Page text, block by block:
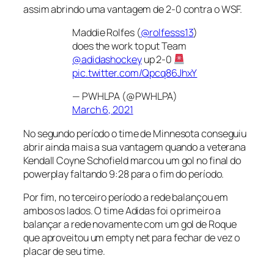
assim abrindo uma vantagem de 2-0 contra o WSF.
Maddie Rolfes (@rolfesss13)
does the work to put Team
@adidashockeyup 2-0
pic.twitter.com/Qpcq86JhxY
— PWHLPA (@PWHLPA)
March 6, 2021
No segundo período o time de Minnesota conseguiu
abrir ainda mais a sua vantagem quando a veterana
Kendall Coyne Schofield marcou um gol no final do
powerplayfaltando 9:28 para o fim do período.
Por fim, no terceiro período a rede balançou em
ambos os lados. O time Adidas foi o primeiro a
balançar a rede novamente com um gol de Roque
que aproveitou umempty netpara fechar de vez o
placar de seu time.